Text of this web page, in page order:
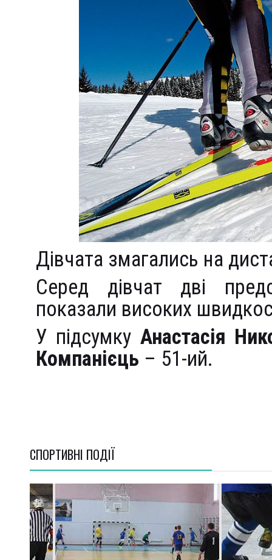
Дівчата змагались на
Серед дівчат дві
показали високих
У підсумку Анастасія
Компанієць – 51-ий.
СПОРТИВНI ПОДІЇ